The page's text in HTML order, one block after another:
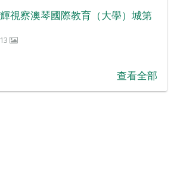
視察澳琴國際教育（大學）城第
查看全部